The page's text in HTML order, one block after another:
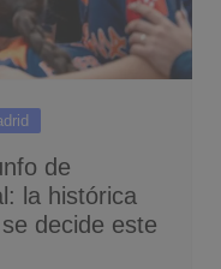
de
la histórica
decide este